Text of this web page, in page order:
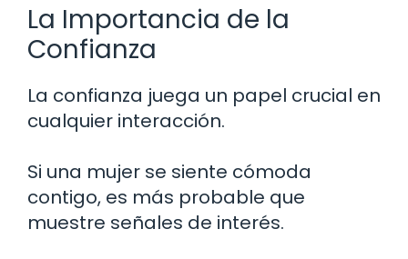
La Importancia de la
Confianza
La confianza juega un papel crucial en
cualquier interacción.
Si una mujer se siente cómoda
contigo, es más probable que
muestre señales de interés.